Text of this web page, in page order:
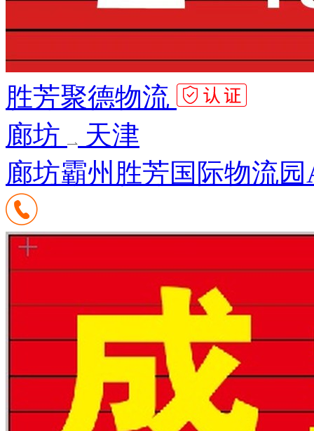
胜芳聚德物流
廊坊
天津
廊坊霸州胜芳国际物流